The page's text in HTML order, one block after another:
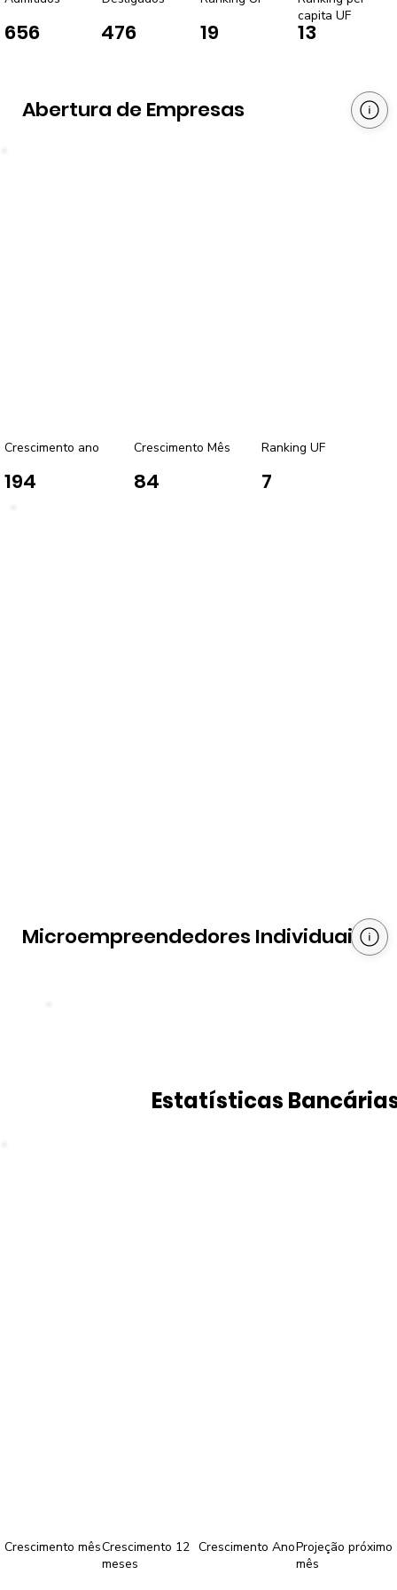
656 476 19 13
capita UF
Abertura de Empresas
194
Crescimento ano
84 7
Ranking UF
Crescimento Mês
Microempreendedores Individuais
Estatísticas
Crescimento mêsCrescimento 12
meses
Crescimento AnoProjeção próximo
mês